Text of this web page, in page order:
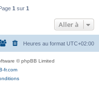
1 sur 1
Aller à
Heures au format UTC+02:00
© phpBB Limited
fr.com